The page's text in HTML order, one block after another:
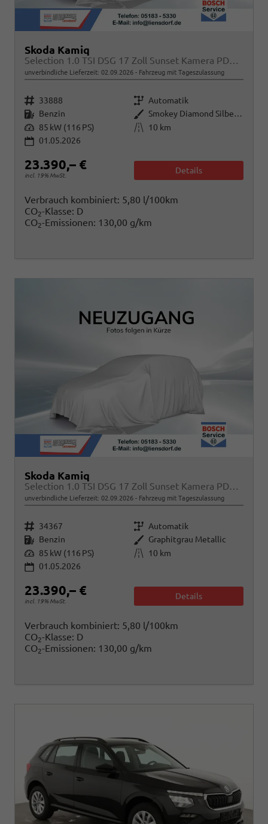
Skoda Kamiq
Selection 1.0 TSI DSG 17 Zoll Sunset Kamera PDC v+h
unverbindliche Lieferzeit: 02.09.2026 Fahrzeug mit Tageszulassung
Fahrzeugnr. 33888 Getriebe Automatik
Kraftstoff Benzin Außenfarbe
Smokey Diamond Silber Metallic
Leistung 85 kW (116 PS) Kilometerstand
10 km
01.05.2026
23.390,– €
incl. 19% MwSt.
Details
Verbrauch kombiniert: 5,80 l/100km
CO2-Klasse: D
CO2-Emissionen: 130,00 g/km
Skoda Kamiq
Selection 1.0 TSI DSG 17 Zoll Sunset Kamera PDC v+h
unverbindliche Lieferzeit: 02.09.2026 Fahrzeug mit Tageszulassung
Fahrzeugnr. 34367 Getriebe Automatik
Kraftstoff Benzin Außenfarbe Graphitgrau Metallic
Leistung 85 kW (116 PS) Kilometerstand
10 km
01.05.2026
23.390,– €
incl. 19% MwSt.
Details
Verbrauch kombiniert: 5,80 l/100km
CO2-Klasse: D
CO2-Emissionen: 130,00 g/km